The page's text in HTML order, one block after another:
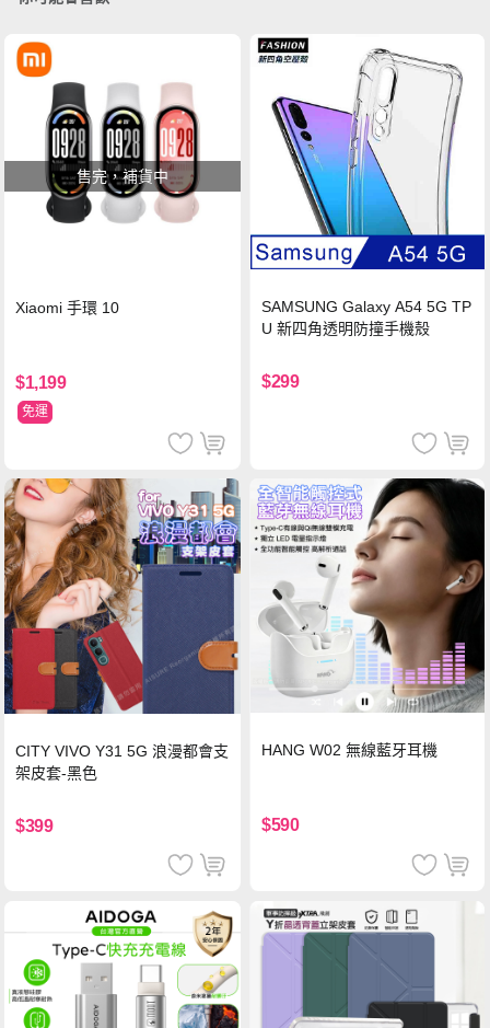
售完，補貨中
Xiaomi 手環 10
$1,199
免運
SAMSUNG Galaxy A54 5G TP
U 新四角透明防撞手機殼
$299
CITY VIVO Y31 5G 浪漫都會支
架皮套-黑色
$399
HANG W02 無線藍牙耳機
$590